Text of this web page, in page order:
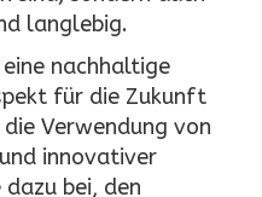
langlebig.
nachhaltige
für die Zukunft
Verwendung von
innovativer
bei, den